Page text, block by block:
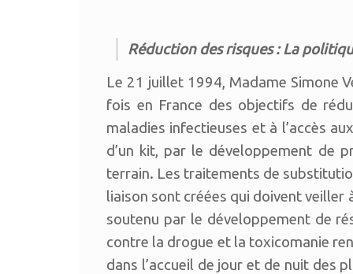
Réduction des risques : La
Le 21 juillet 1994, Madame Simone
fois en France des objectifs de
maladies infectieuses et à l’accès
d’un kit, par le développement de
terrain. Les traitements de
liaison sont créées qui doivent veiller
soutenu par le développement de
contre la drogue et la toxicomanie
dans l’accueil de jour et de nuit des